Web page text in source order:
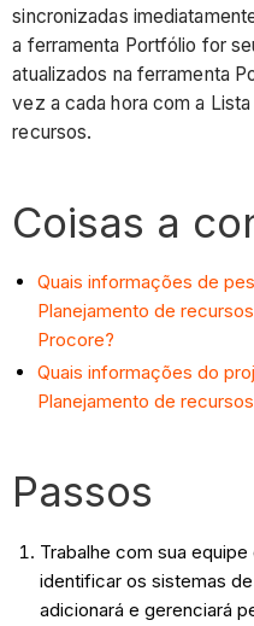
sincronizadas
a ferramenta Portfólio for
atualizados na ferramenta
vez a cada hora com a
recursos.
Coisas a
Quais informações de
Planejamento de
Procore?
Quais informações do
Planejamento de
Passos
Trabalhe com sua
identificar os sistemas
adicionará e gerenciará